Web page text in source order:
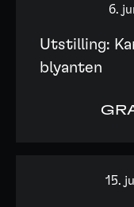
6.
Utstilling:
blyanten
15.